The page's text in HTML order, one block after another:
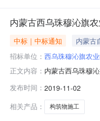
内蒙古西乌珠穆沁旗
中标｜中标通知
内蒙古
招标单位： 西乌珠穆沁旗农
正文内容： 内蒙古西乌珠穆
业综合开发办公
日就构筑物施工2
发布时间： 2019-11-02
相关产品：
构筑物施工